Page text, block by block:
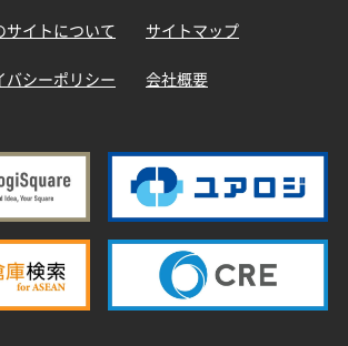
サイトについて サイトマップ
バシーポリシー 会社概要